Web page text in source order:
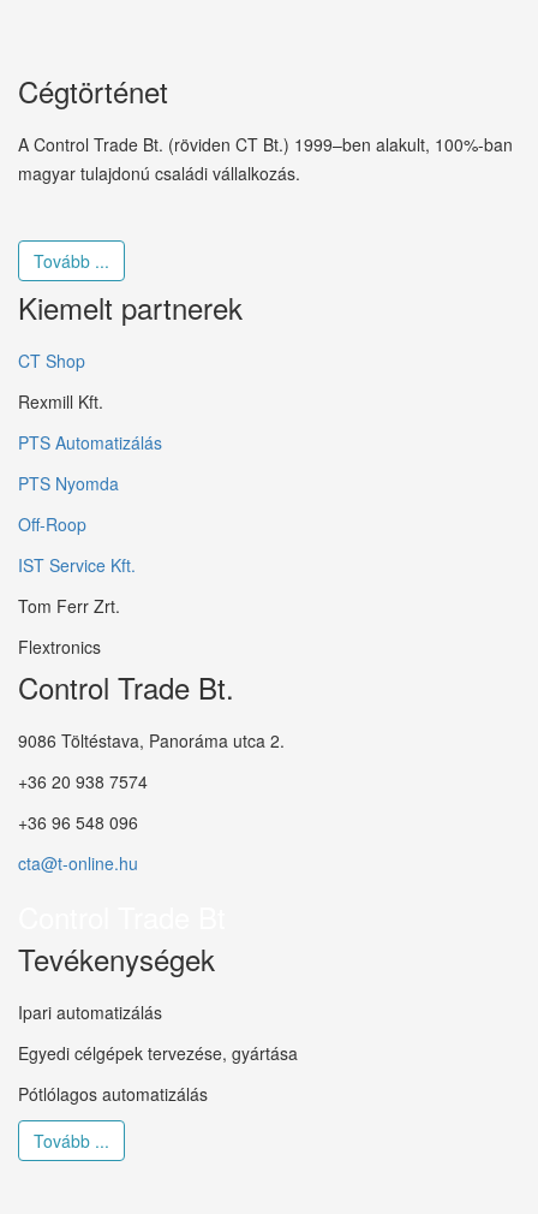
Cégtörténet
A Control Trade Bt. (röviden CT Bt.) 1999–ben alakult, 100%-ban
magyar tulajdonú családi vállalkozás.
Tovább ...
Kiemelt partnerek
CT Shop
Rexmill Kft.
PTS Automatizálás
PTS Nyomda
Off-Roop
IST Service Kft.
Tom Ferr Zrt.
Flextronics
Control Trade Bt.
9086 Töltéstava, Panoráma utca 2.
+36 20 938 7574
+36 96 548 096
cta@t-online.hu
Tevékenységek
Ipari automatizálás
Egyedi célgépek tervezése, gyártása
Pótlólagos automatizálás
Tovább ...